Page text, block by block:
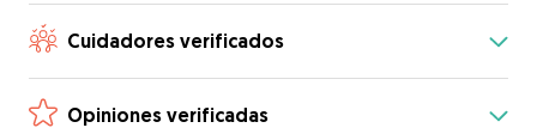
Cuidadores verificados
Opiniones verificadas